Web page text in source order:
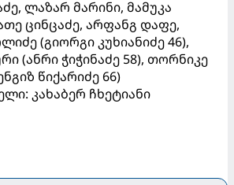
ლაზარ მარინი, მამუკა
ცინცაძე, არფანგ დაფე,
(გიორგი კუხიანიძე 46),
(ანრი ჭიჭინაძე 58), თორნიკე
წიქარიძე 66)
კახაბერ ჩხეტიანი